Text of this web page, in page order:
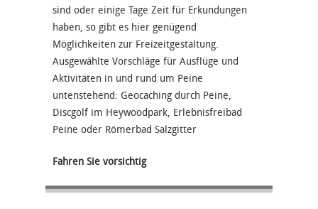
sind oder einige Tage Zeit für Erkundungen
haben, so gibt es hier genügend
Möglichkeiten zur Freizeitgestaltung.
Ausgewählte Vorschläge für Ausflüge und
Aktivitäten in und rund um Peine
untenstehend: Geocaching durch Peine,
Discgolf im Heywoodpark, Erlebnisfreibad
Peine oder Römerbad Salzgitter
Fahren Sie vorsichtig